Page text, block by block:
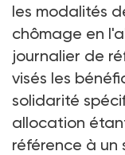
les modalités
chômage en
journalier de
visés les
solidarité
allocation
référence à un